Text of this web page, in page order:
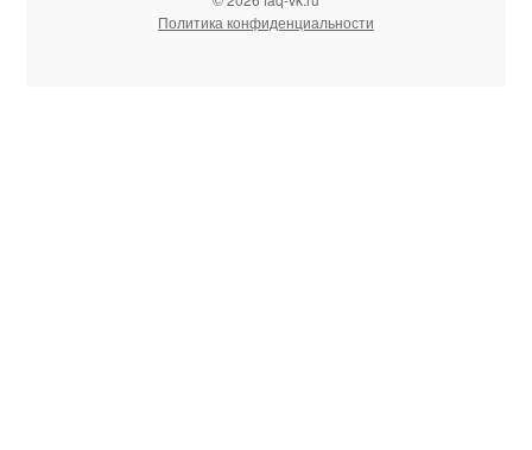
Политика конфиденциальности